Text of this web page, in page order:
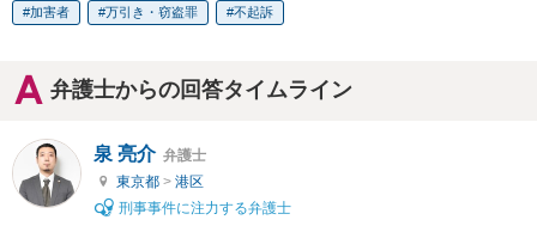
加害者 万引き・窃盗罪 不起訴
弁護士からの回答タイムライン
泉 亮介 弁護士
東京都 > 港区
刑事事件に注力する弁護士